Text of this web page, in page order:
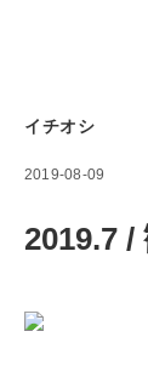
イチオシ
2019-08-09
2019.7 /